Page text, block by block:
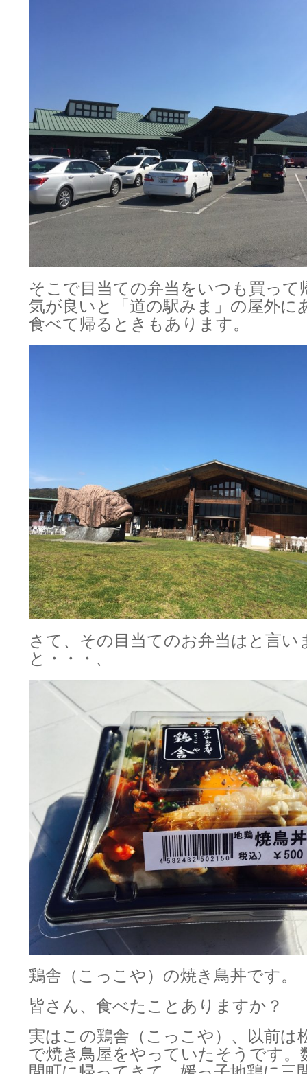
そこで目当ての弁当をいつも買って
気が良いと「道の駅みま」の屋外に
食べて帰るときもあります。
さて、その目当てのお弁当はと言い
と・・・、
鶏舎（こっこや）の焼き鳥丼です。
皆さん、食べたことありますか？
実はこの鶏舎（こっこや）、以前は
で焼き鳥屋をやっていたそうです。